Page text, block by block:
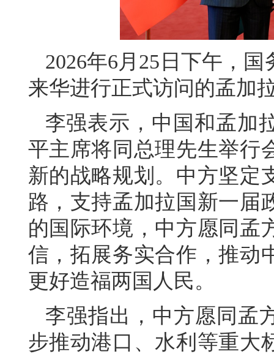
2026年6月25日下午，
来华进行正式访问的孟加
李强表示，中国和孟加
平主席将同总理先生举行
新的战略规划。中方坚定
路，支持孟加拉国新一届
的国际环境，中方愿同孟
信，拓展务实合作，推动
更好造福两国人民。
李强指出，中方愿同孟
步推动港口、水利等重大